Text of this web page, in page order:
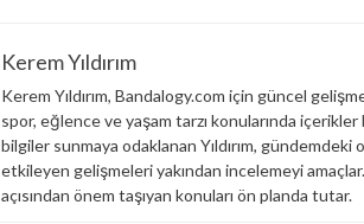
Kerem Yıldırım
Kerem Yıldırım, Bandalogy.com için güncel
spor, eğlence ve yaşam tarzı konularında içerikler
bilgiler sunmaya odaklanan Yıldırım, gündemdeki
etkileyen gelişmeleri yakından incelemeyi
açısından önem taşıyan konuları ön planda tutar.